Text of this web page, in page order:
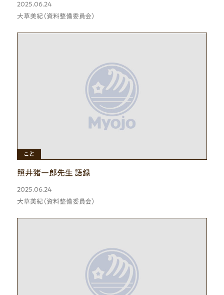
2025.06.24
大草美紀（資料整備委員会）
ひと
こと
照井猪一郎先生 語録
2025.06.24
大草美紀（資料整備委員会）